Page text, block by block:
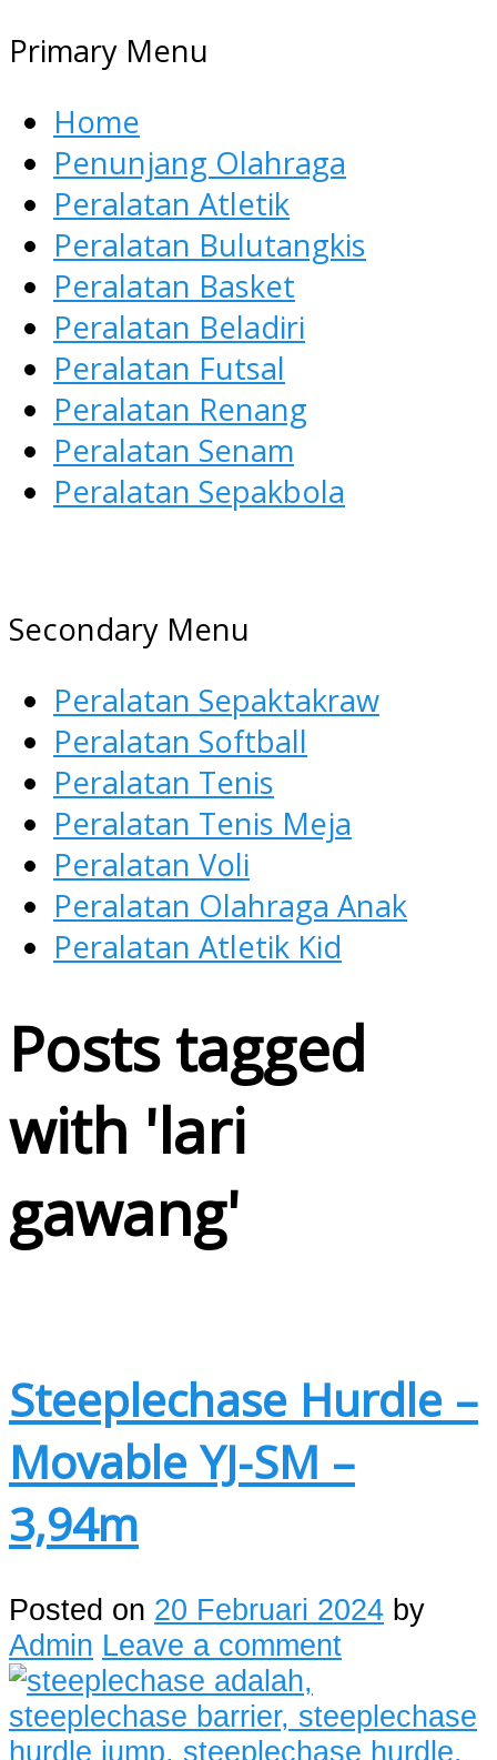
Primary Menu
Home
Penunjang Olahraga
Peralatan Atletik
Peralatan Bulutangkis
Peralatan Basket
Peralatan Beladiri
Peralatan Futsal
Peralatan Renang
Peralatan Senam
Peralatan Sepakbola
AGEN ALAT OLAHRAGA
Menyediakan Alat Olahraga
Secondary Menu
Peralatan Sepaktakraw
Peralatan Softball
Peralatan Tenis
Peralatan Tenis Meja
Peralatan Voli
Peralatan Olahraga Anak
Peralatan Atletik Kid
Posts tagged
with 'lari
gawang'
Steeplechase Hurdle –
Movable YJ-SM –
3,94m
Posted on 20 Februari 2024 by
Admin Leave a comment